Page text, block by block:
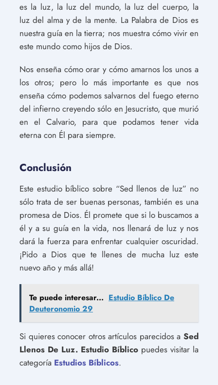
es la luz, la luz del mundo, la luz del cuerpo, la
luz del alma y de la mente. La Palabra de Dios es
nuestra guía en la tierra; nos muestra cómo vivir en
este mundo como hijos de Dios.
Nos enseña cómo orar y cómo amarnos los unos a
los otros; pero lo más importante es que nos
enseña cómo podemos salvarnos del fuego eterno
del infierno creyendo sólo en Jesucristo, que murió
en el Calvario, para que podamos tener vida
eterna con Él para siempre.
Conclusión
Este estudio bíblico sobre “Sed llenos de luz” no
sólo trata de ser buenas personas, también es una
promesa de Dios. Él promete que si lo buscamos a
él y a su guía en la vida, nos llenará de luz y nos
dará la fuerza para enfrentar cualquier oscuridad.
¡Pido a Dios que te llenes de mucha luz este
nuevo año y más allá!
Te puede interesar... Estudio Bíblico De
Deuteronomio 29
Si quieres conocer otros artículos parecidos a Sed
Llenos De Luz. Estudio Bíblico puedes visitar la
categoría Estudios Bíblicos.